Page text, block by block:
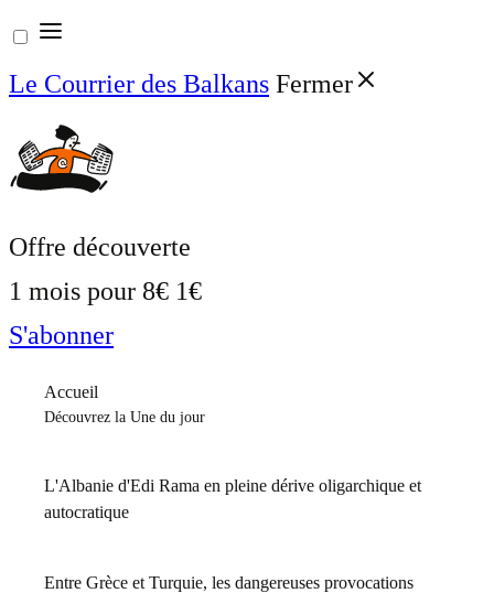
Aller
au
contenu
Le Courrier des Balkans Fermer
Offre découverte
1 mois pour 8€ 1€
S'abonner
Accueil
Découvrez la Une du jour
L'Albanie d'Edi Rama en pleine dérive oligarchique et
autocratique
Entre Grèce et Turquie, les dangereuses provocations